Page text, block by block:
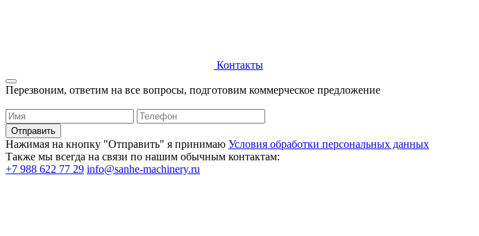
Контакты
Перезвоним, ответим на все вопросы, подготовим коммерческое предложение
Нажимая на кнопку "Отправить" я принимаю Условия обработки персональных данных
Также мы всегда на связи по нашим обычным контактам:
+7 988 622 77 29 info@sanhe-machinery.ru